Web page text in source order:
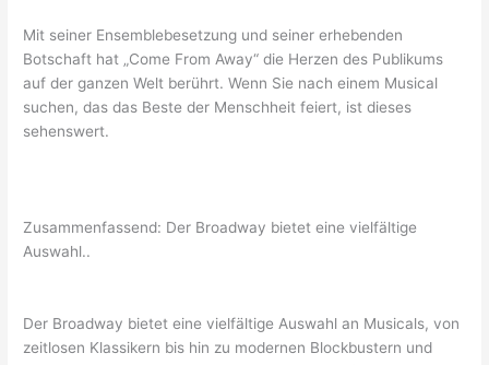
Mit seiner Ensemblebesetzung und seiner erhebenden
Botschaft hat „Come From Away“ die Herzen des Publikums
auf der ganzen Welt berührt. Wenn Sie nach einem Musical
suchen, das das Beste der Menschheit feiert, ist dieses
sehenswert.
Zusammenfassend: Der Broadway bietet eine vielfältige
Auswahl..
Der Broadway bietet eine vielfältige Auswahl an Musicals, von
zeitlosen Klassikern bis hin zu modernen Blockbustern und